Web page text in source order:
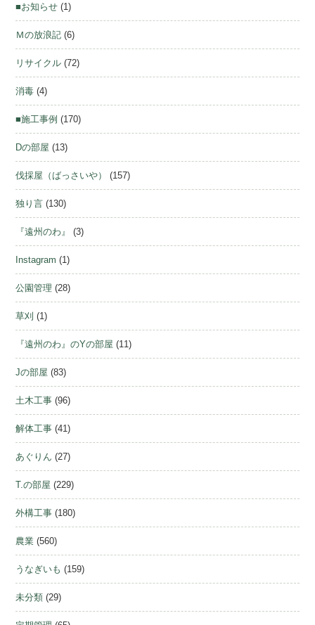
■お知らせ (1)
Ｍの放浪記 (6)
リサイクル (72)
消毒 (4)
■施工事例 (170)
Dの部屋 (13)
伐採屋（ばっさいや） (157)
独り言 (130)
『遠州のわ』 (3)
Instagram (1)
公園管理 (28)
草刈 (1)
『遠州のわ』のYの部屋 (11)
Jの部屋 (83)
土木工事 (96)
解体工事 (41)
あぐりん (27)
T.の部屋 (229)
外構工事 (180)
農業 (560)
うなぎいも (159)
未分類 (29)